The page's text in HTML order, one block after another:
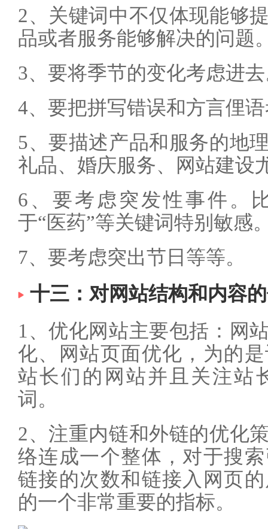
2、关键词中不仅体现能够
品或者服务能够解决的问题
3、要将季节的变化考虑进
4、要把拼写错误和方言俚
5、要描述产品和服务的地
礼品、婚庆服务、网站建设
6、要考虑突发性事件。
于“医药”等关键词特别敏感
7、要考虑突出节日等等。
十三：对网站结构和内容
1、优化网站主要包括：网
化、网站页面优化，为的
站长们的网站并且关注站
词。
2、注重内链和外链的优化
络连成一个整体，对于搜
链接的次数和链接入网页
的一个非常重要的指标。